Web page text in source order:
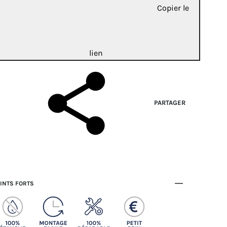
Copier le
lien
PARTAGER
FORTS